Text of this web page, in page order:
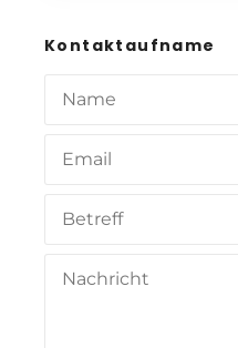
Kontaktaufname